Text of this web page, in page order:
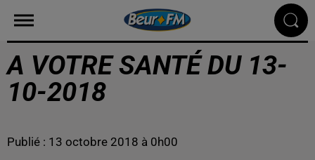
A VOTRE SANTÉ DU 13-
10-2018
Publié : 13 octobre 2018 à 0h00